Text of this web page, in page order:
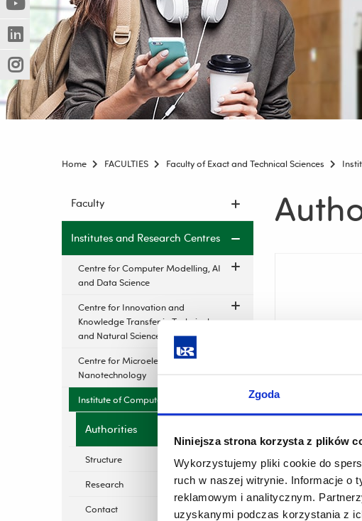
Zgoda
Niniejsza strona korzysta z plików
Wykorzystujemy pliki cookie do
ruch w naszej witrynie. Informacje o
reklamowym i analitycznym.
uzyskanymi podczas korzystania z
innej
strony)
(Nowe
okno)
(Link
do
innej
strony)
(Nowe
okno)
(Link
do
innej
strony)
(Nowe
okno)
(Link
do
innej
strony)
Home FACULTIES Faculty of Exact and Technical Sciences
Skip
Faculty
Institutes and Research Centres
Centre for Computer Modelling, AI
and Data Science
Centre for Innovation and
Knowledge Transfer in Technical
and Natural Sciences
Centre for Microelectronics and
Nanotechnology
Institute of Computer Science
Authorities
Structure
Research
Contact
Office: A0 345
Email: